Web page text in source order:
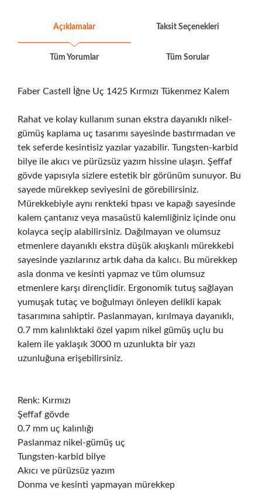
Açıklamalar Taksit Seçenekleri
Tüm Yorumlar Tüm Sorular
Faber Castell İğne Uç 1425 Kırmızı Tükenmez Kalem
Rahat ve kolay kullanım sunan ekstra dayanıklı nikel-
gümüş kaplama uç tasarımı sayesinde bastırmadan ve
tek seferde kesintisiz yazılar yazabilir. Tungsten-karbid
bilye ile akıcı ve pürüzsüz yazım hissine ulaşın. Şeffaf
gövde yapısıyla sizlere estetik bir görünüm sunuyor. Bu
sayede mürekkep seviyesini de görebilirsiniz.
Mürekkebiyle aynı renkteki tıpası ve kapağı sayesinde
kalem çantanız veya masaüstü kalemliğiniz içinde onu
kolayca seçip alabilirsiniz. Dağılmayan ve olumsuz
etmenlere dayanıklı ekstra düşük akışkanlı mürekkebi
sayesinde yazılarınız artık daha da kalıcı. Bu mürekkep
asla donma ve kesinti yapmaz ve tüm olumsuz
etmenlere karşı dirençlidir. Ergonomik tutuş sağlayan
yumuşak tutaç ve boğulmayı önleyen delikli kapak
tasarımına sahiptir. Paslanmayan, kırılmaya dayanıklı,
0.7 mm kalınlıktaki özel yapım nikel gümüş uçlu bu
kalem ile yaklaşık 3000 m uzunlukta bir yazı
uzunluğuna erişebilirsiniz.
Renk: Kırmızı
Şeffaf gövde
0.7 mm uç kalınlığı
Paslanmaz nikel-gümüş uç
Tungsten-karbid bilye
Akıcı ve pürüzsüz yazım
Donma ve kesinti yapmayan mürekkep